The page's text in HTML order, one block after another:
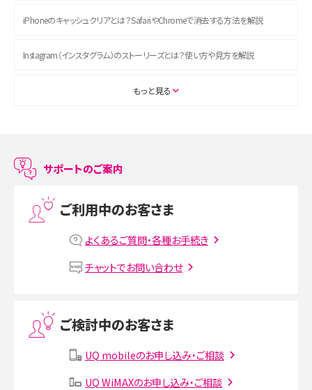
iPhoneのキャッシュクリアとは？SafariやChromeで消去する方法を解説
Instagram（インスタグラム）のストーリーズとは？使い方や見方を解説
ASMRとは？初心者向けの代表ジャンルや楽しみ方を解説
LINEで友だちを削除する方法は？方法ごとの影響や復活・復元する方法も解説
プリペイドSIMとは？種類やメリット・デメリット、利用までの流れを解説
VPN接続とは？仕組みや必要性、メリット・デメリット、接続方法を解説
Instagram（インスタグラム）でスクショするとバレる？バレるケースや撮り方も解
SMSとは？料金やできること、注意点や届かない時の対処法を解説
もっと見る
サポートのご案内
ご利用中のお客さま
よくあるご質問・各種お手続き
チャットでお問い合わせ
ご検討中のお客さま
UQ mobileのお申し込み・ご相談
UQ WiMAXのお申し込み・ご相談